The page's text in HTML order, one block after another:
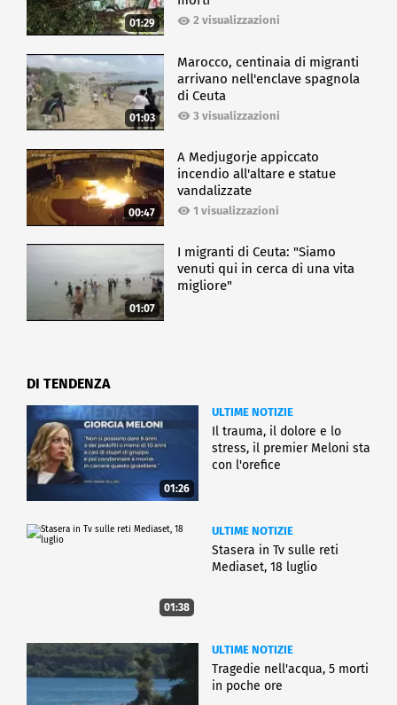
01:29 2 visualizzazioni
01:03
Marocco, centinaia di migranti
arrivano nell'enclave spagnola
di Ceuta
3 visualizzazioni
00:47
A Medjugorje appiccato
incendio all'altare e statue
vandalizzate
1 visualizzazioni
01:07
I migranti di Ceuta: "Siamo
venuti qui in cerca di una vita
migliore"
DI TENDENZA
01:26
ULTIME NOTIZIE
Il trauma, il dolore e lo
stress, il premier Meloni sta
con l'orefice
01:38
ULTIME NOTIZIE
Stasera in Tv sulle reti
Mediaset, 18 luglio
ULTIME NOTIZIE
Tragedie nell'acqua, 5 morti
in poche ore